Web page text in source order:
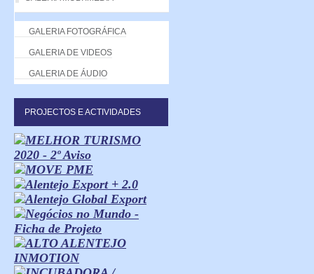
GALERIA FOTOGRÁFICA
GALERIA DE VIDEOS
GALERIA DE ÁUDIO
PROJECTOS E ACTIVIDADES